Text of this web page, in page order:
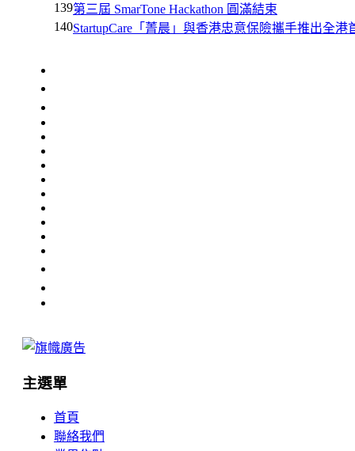
139第三屆 SmarTone Hackathon 圓滿結束
140StartupCare「菁晨」與香港忠意保險攜手推出全
主選單
首頁
聯絡我們